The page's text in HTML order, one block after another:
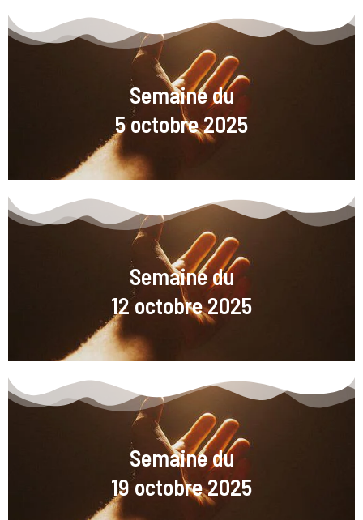
Semaine du
5 octobre 2025
Semaine du
12 octobre 2025
Semaine du
19 octobre 2025